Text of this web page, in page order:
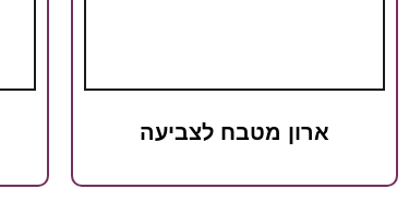
ארון מטבח לצביעה